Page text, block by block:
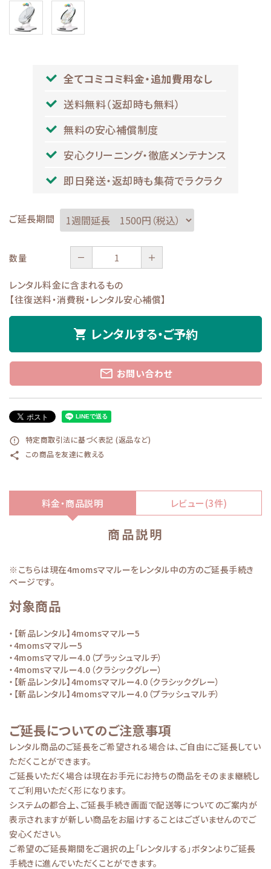
全てコミコミ料金・追加費用なし
送料無料（返却時も無料）
無料の安心補償制度
安心クリーニング・徹底メンテナンス
即日発送・返却時も集荷でラクラク
ご延長期間
数量 － ＋
レンタル料金に含まれるもの
【往復送料・消費税・レンタル安心補償】
shopping_cart レンタルする・ご予約
mail_outline お問い合わせ
error_outline 特定商取引法に基づく表記 (返品など)
share この商品を友達に教える
料金・商品説明 レビュー(3件)
商品説明
※こちらは現在4momsママルーをレンタル中の方のご延長手続き
ページです。
対象商品
・【新品レンタル】4momsママルー5
・4momsママルー5
・4momsママルー4.0（プラッシュマルチ）
・4momsママルー4.0（クラシックグレー）
・【新品レンタル】4momsママルー4.0（クラシックグレー）
・【新品レンタル】4momsママルー4.0（プラッシュマルチ）
ご延長についてのご注意事項
レンタル商品のご延長をご希望される場合は、ご自由にご延長してい
ただくことができます。
ご延長いただく場合は現在お手元にお持ちの商品をそのまま継続し
てご利用いただく形になります。
システムの都合上、ご延長手続き画面で配送等についてのご案内が
表示されますが新しい商品をお届けすることはございませんのでご
安心ください。
ご希望のご延長期間をご選択の上「レンタルする」ボタンよりご延長
手続きに進んでいただくことができます。